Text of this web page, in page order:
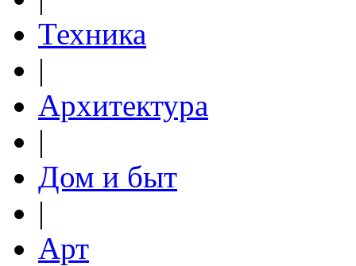
Техника
|
Архитектура
|
Дом и быт
|
Арт